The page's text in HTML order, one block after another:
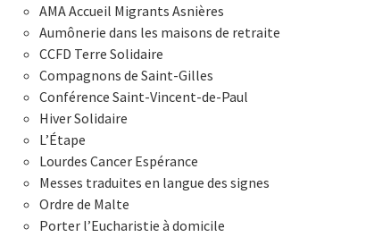
AMA Accueil Migrants Asnières
Aumônerie dans les maisons de retraite
CCFD Terre Solidaire
Compagnons de Saint-Gilles
Conférence Saint-Vincent-de-Paul
Hiver Solidaire
L’Étape
Lourdes Cancer Espérance
Messes traduites en langue des signes
Ordre de Malte
Porter l’Eucharistie à domicile